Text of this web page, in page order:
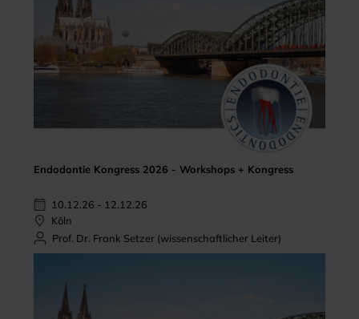
Endodontie Kongress 2026 - Workshops + Kongress
10.12.26 - 12.12.26
Köln
Prof. Dr. Frank Setzer (wissenschaftlicher Leiter)